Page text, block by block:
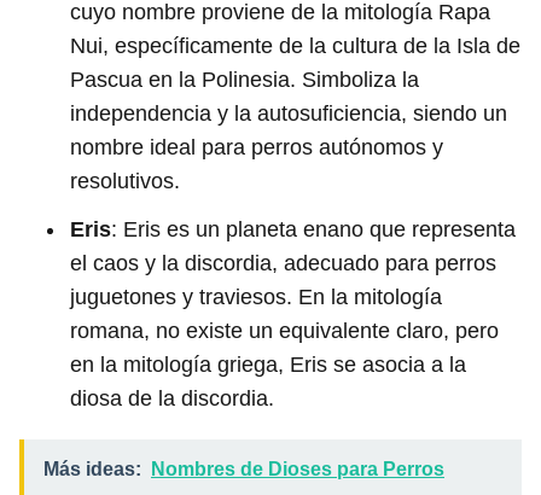
cuyo nombre proviene de la mitología Rapa
Nui, específicamente de la cultura de la Isla de
Pascua en la Polinesia. Simboliza la
independencia y la autosuficiencia, siendo un
nombre ideal para perros autónomos y
resolutivos.
Eris: Eris es un planeta enano que representa
el caos y la discordia, adecuado para perros
juguetones y traviesos. En la mitología
romana, no existe un equivalente claro, pero
en la mitología griega, Eris se asocia a la
diosa de la discordia.
Más ideas: Nombres de Dioses para Perros